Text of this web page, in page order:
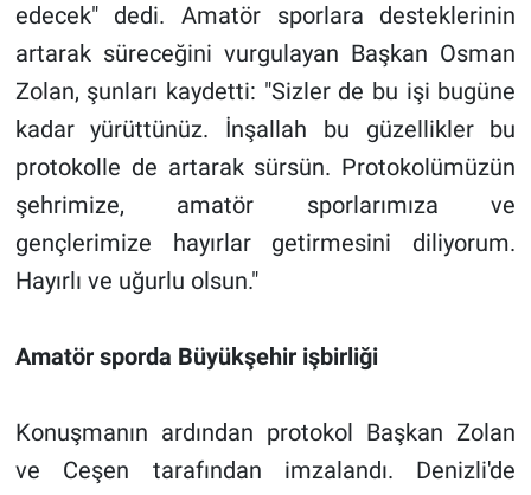
edecek" dedi. Amatör sporlara desteklerinin
artarak süreceğini vurgulayan Başkan Osman
Zolan, şunları kaydetti: "Sizler de bu işi bugüne
kadar yürüttünüz. İnşallah bu güzellikler bu
protokolle de artarak sürsün. Protokolümüzün
şehrimize, amatör sporlarımıza ve
gençlerimize hayırlar getirmesini diliyorum.
Hayırlı ve uğurlu olsun."
Amatör sporda Büyükşehir işbirliği
Konuşmanın ardından protokol Başkan Zolan
ve Ceşen tarafından imzalandı. Denizli'de